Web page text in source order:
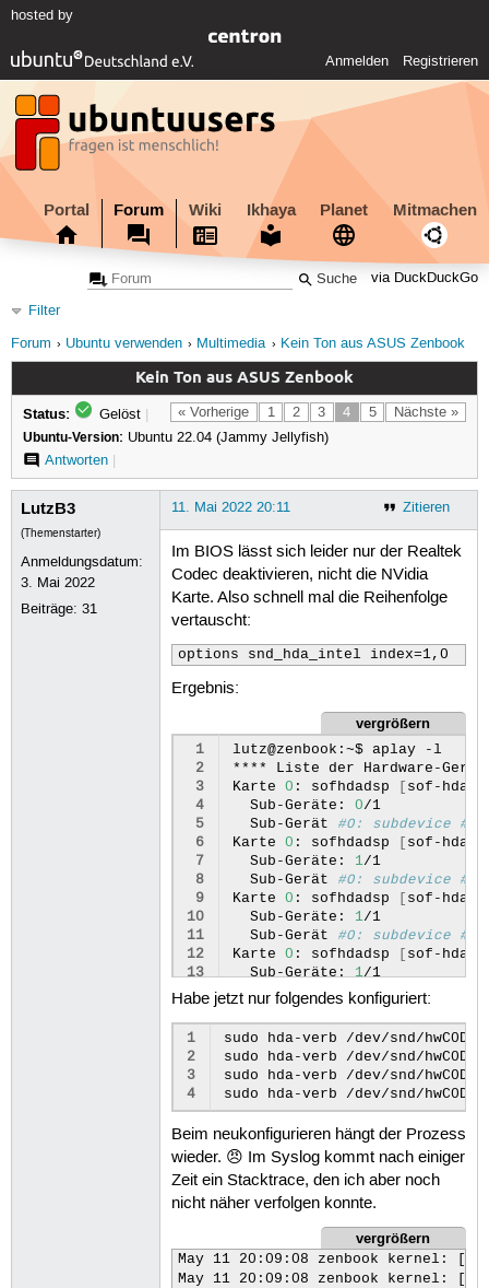
hosted by
Anmelden Registrieren
Portal Forum Wiki Ikhaya Planet Mitmachen
via DuckDuckGo
Filter
Forum
Ubuntu verwenden Multimedia Kein Ton aus ASUS Zenbook
Kein Ton aus ASUS Zenbook
« Vorherige 1 2 3 4 5 Nächste »
Status: Gelöst |
Ubuntu-Version: Ubuntu 22.04 (Jammy Jellyfish)
Antworten|
LutzB3
(Themenstarter)
Anmeldungsdatum:
3. Mai 2022
Beiträge:31
Zitieren
11. Mai 2022 20:11
Im BIOS lässt sich leider nur der Realtek
Codec deaktivieren, nicht die NVidia
Karte. Also schnell mal die Reihenfolge
vertauscht:
options snd_hda_intel index=1,0
Ergebnis:
vergrößern
1
2
3
4
5
6
7
8
9
10
11
12
13
14
16
17
18
19
22
23
24
25
28
29
lutz@zenbook:~$ aplay
-l
****
Liste der
Hardware-
Karte
0 : sofhdadsp
sof-hda-
Sub-Geräte:
0
Sub-Gerät
#0: subdevice #0
Karte
0 : sofhdadsp
sof-hda-
Sub-Geräte:
1
Sub-Gerät
#0: subdevice #0
Karte
0 : sofhdadsp
sof-hda-
Sub-Geräte:
1
Sub-Gerät
#0: subdevice #0
Karte
0 : sofhdadsp
sof-hda-
Sub-Geräte: 1
/1
Sub-Gerät #0: subdevice #0
0: sofhdadsp
Sub-Geräte: 1
/1
Sub-Gerät
#0: subdevice #0
Karte
NVidia HDA NVidia
Sub-Geräte:
1
Sub-Geräte: 1
/1
Sub-Gerät #0: subdevice #0
Karte 1: NVidia [HDA NVidia
Sub-Geräte: 1
Sub-Gerät
NVidia [HDA NVidia
Sub-Geräte: 1
/1
Sub-Gerät
#0: subdevice #0
Habe jetzt nur folgendes konfiguriert:
1
2
3
4
sudo hda-verb /dev/snd/hwC0D0
sudo
hda-verb /dev/snd/hwC0D0
sudo
hda-verb /dev/snd/hwC0D0
sudo
hda-verb /dev/snd/hwC0D0
Beim neukonfigurieren hängt der Prozess
wieder. 😠 Im Syslog kommt nach einiger
Zeit ein Stacktrace, den ich aber noch
nicht näher verfolgen konnte.
vergrößern
May 11 20:09:08 zenbook kernel: [
May 11 20:09:08 zenbook kernel: